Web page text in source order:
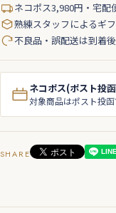
ネコポス3,980円・宅配
熟練スタッフによるギ
不良品・誤配送は到着
ネコポス(ポスト投
対象商品はポスト投
SHARE